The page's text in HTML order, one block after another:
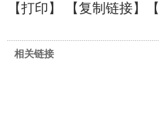
【打印】 【复制链接】【
相关链接